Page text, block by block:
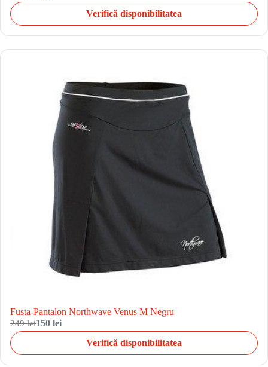
Verifică disponibilitatea
Fusta-Pantalon Northwave Venus M Negru
249 lei150 lei
Verifică disponibilitatea